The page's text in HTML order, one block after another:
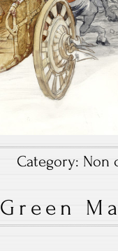
Category: Non
Green